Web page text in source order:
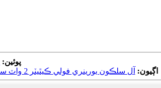
پوئين:
اڳيون: آل سلڪون يورينري فولي ڪيٿيٽر 2 واٽ سنگل استعمال لاءِ معياري بالون يوريٿرل سپراپوبڪ استعمال